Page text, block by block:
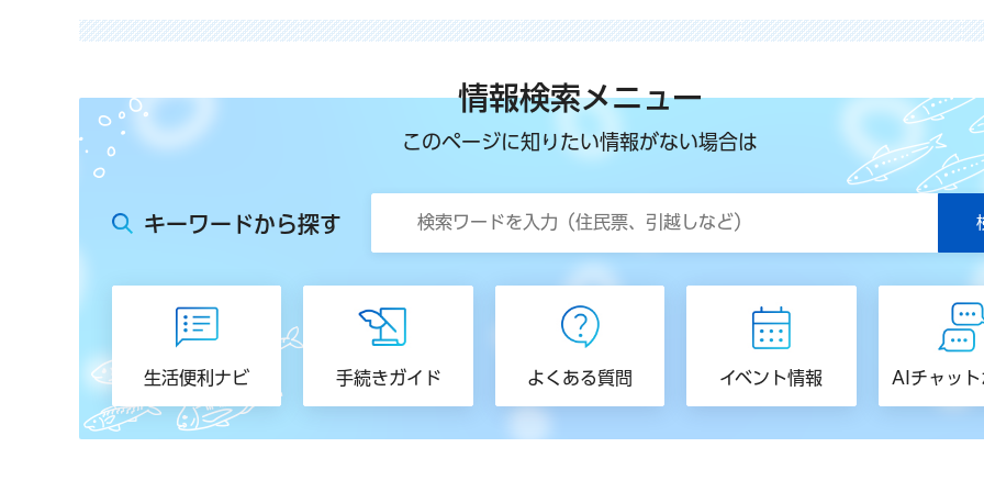
情報検索メニュー
このページに知りたい情報がない場合は
キーワードから探す
生活便利ナビ 手続きガイド よくある質問 イベント情報 AIチャッ